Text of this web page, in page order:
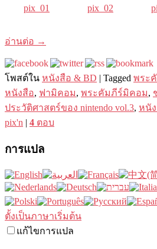
pix_01 pix_02
อ่านต่อ →
โพสต์ใน หนังสือ & BD | Tagged พระ
หนังสือ, ฟามิคอม, พระคัมภีร์มิคอม,
ประวัติศาสตร์ของ nintendo vol.3, หนั
pix'n | 4 ตอบ
การแปล
ตั้งเป็นภาษาเริ่มต้น
แก้ไขการแปล